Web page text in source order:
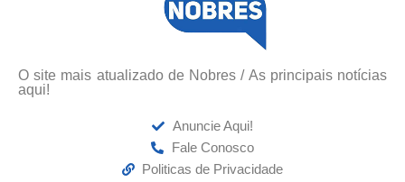
O site mais atualizado de Nobres / As principais notícias
aqui!
Anuncie Aqui!
Fale Conosco
Politicas de Privacidade